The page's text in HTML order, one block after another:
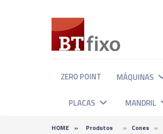
ZERO POINT MÁQUINAS
PLACAS MANDRIL
HOME » Produtos » Cones »